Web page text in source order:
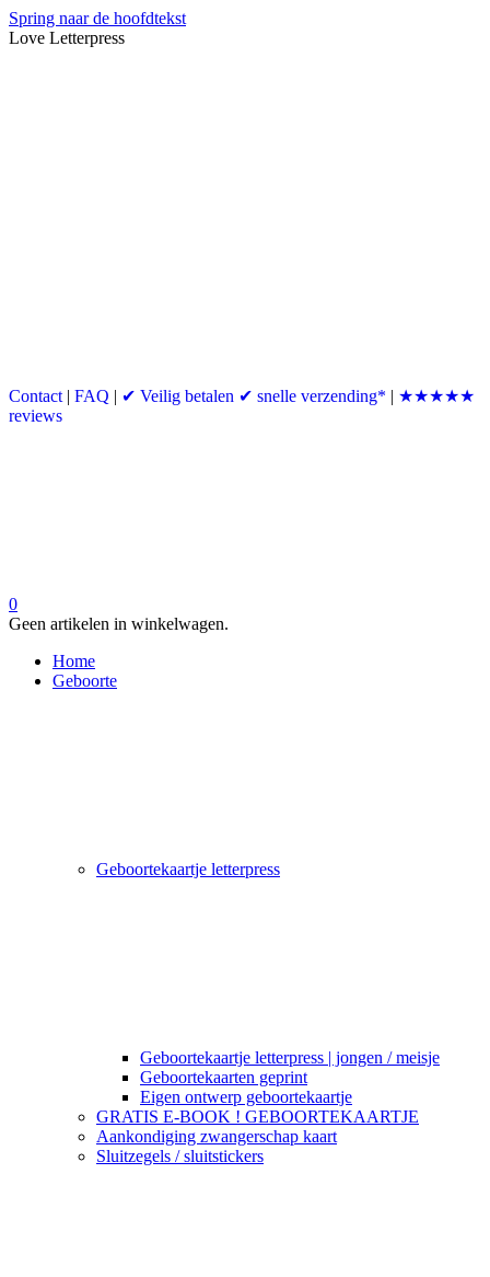
Spring naar de hoofdtekst
Love Letterpress
Contact | FAQ | ✔ Veilig betalen ✔ snelle verzending* | ★★★★★
reviews
0
Geen artikelen in winkelwagen.
Home
Geboorte
Geboortekaartje letterpress
Geboortekaartje letterpress | jongen / meisje
Geboortekaarten geprint
Eigen ontwerp geboortekaartje
GRATIS E-BOOK ! GEBOORTEKAARTJE
Aankondiging zwangerschap kaart
Sluitzegels / sluitstickers